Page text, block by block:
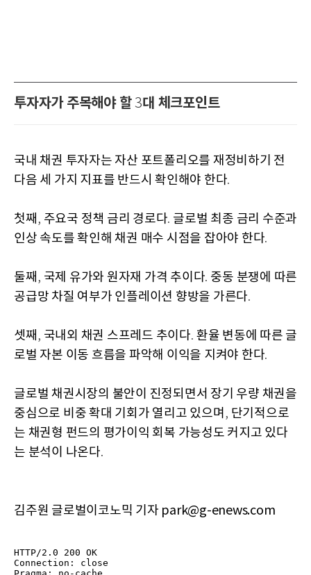
투자자가 주목해야 할 3대 체크포인트
국내 채권 투자자는 자산 포트폴리오를 재정비하기 전
다음 세 가지 지표를 반드시 확인해야 한다.
첫째 , 주요국 정책 금리 경로다. 글로벌 최종 금리 수준과
인상 속도를 확인해 채권 매수 시점을 잡아야 한다.
둘째 , 국제 유가와 원자재 가격 추이다. 중동 분쟁에 따른
공급망 차질 여부가 인플레이션 향방을 가른다.
셋째 , 국내외 채권 스프레드 추이다. 환율 변동에 따른 글
로벌 자본 이동 흐름을 파악해 이익을 지켜야 한다.
글로벌 채권시장의 불안이 진정되면서 장기 우량 채권을
중심으로 비중 확대 기회가 열리고 있으며 , 단기적으로
는 채권형 펀드의 평가이익 회복 가능성도 커지고 있다
는 분석이 나온다.
김주원 글로벌이코노믹 기자 park@g-enews.com